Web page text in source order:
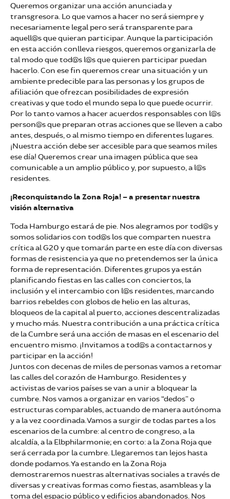
Queremos organizar una acción anunciada y
transgresora. Lo que vamos a hacer no será siempre y
necesariamente legal pero será transparente para
aquell@s que quieran participar. Aunque la participación
en esta acción conlleva riesgos, queremos organizarla de
tal modo que tod@s l@s que quieren participar puedan
hacerlo. Con ese fin queremos crear una situación y un
ambiente predecible para las personas y los grupos de
afiliación que ofrezcan posibilidades de expresión
creativas y que todo el mundo sepa lo que puede ocurrir.
Por lo tanto vamos a hacer acuerdos responsables con l@s
person@s que preparan otras acciones que se lleven a cabo
antes, después, o al mismo tiempo en diferentes lugares.
¡Nuestra acción debe ser accesible para que seamos miles
ese día! Queremos crear una imagen pública que sea
comunicable a un amplio público y, por supuesto, a l@s
residentes.
¡Reconquistando la Zona Roja! – a presentar nuestra
visión alternativa
Toda Hamburgo estará de pie. Nos alegramos por tod@s y
somos solidarios con tod@s los que comparten nuestra
crítica al G20 y que tomarán parte en este día con diversas
formas de resistencia ya que no pretendemos ser la única
forma de representación. Diferentes grupos ya están
planificando fiestas en las calles con conciertos, la
inclusión y el intercambio con l@s residentes, marcando
barrios rebeldes con globos de helio en las alturas,
bloqueos de la capital al puerto, acciones descentralizadas
y mucho más. Nuestra contribución a una práctica crítica
de la Cumbre será una acción de masas en el escenario del
encuentro mismo. ¡Invitamos a tod@s a contactarnos y
participar en la acción!
Juntos con decenas de miles de personas vamos a retomar
las calles del corazón de Hamburgo. Residentes y
activistas de varios países se van a unir a bloquear la
cumbre. Nos vamos a organizar en varios “dedos” o
estructuras comparables, actuando de manera autónoma
y a la vez coordinada. Vamos a surgir de todas partes a los
escenarios de la cumbre: al centro de congreso, a la
alcaldía, a la Elbphilarmonie; en corto: a la Zona Roja que
será cerrada por la cumbre. Llegaremos tan lejos hasta
donde podamos. Ya estando en la Zona Roja
demostraremos nuestras alternativas sociales a través de
diversas y creativas formas como fiestas, asambleas y la
toma del espacio público y edificios abandonados. Nos